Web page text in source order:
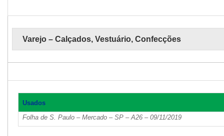
Varejo – Calçados, Vestuário, Confecções
Usados
Folha de S. Paulo – Mercado – SP – A26 – 09/11/2019